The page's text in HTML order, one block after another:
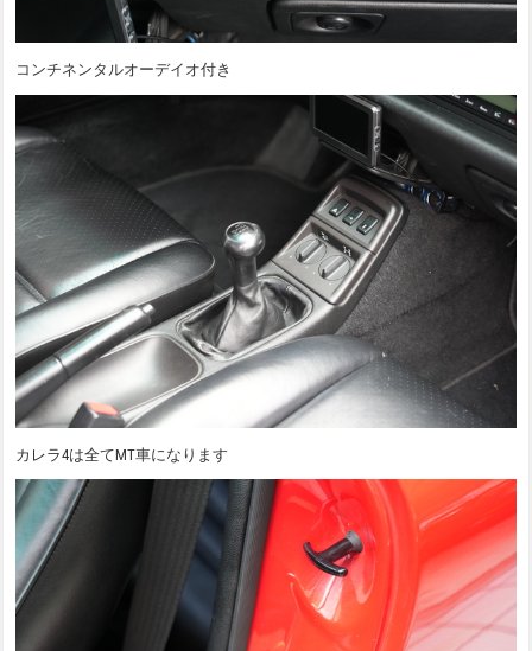
コンチネンタルオーデイオ付き
カレラ4は全てMT車になります